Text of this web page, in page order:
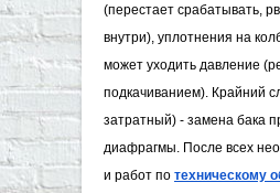
(перестает срабатывать,
внутри), уплотнения на
может уходить давление
подкачиванием). Крайний
затратный) - замена бака
диафрагмы. После всех
и работ по техническому